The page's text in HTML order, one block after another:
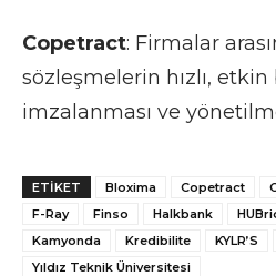
Copetract: Firmalar
sözleşmelerin hızlı,
imzalanması ve
ETIKET Bloxima Copetract
F-Ray
Finso Halkbank
Kamyonda
Kredibilite KYLR’S
Yıldız Teknik Üniversitesi